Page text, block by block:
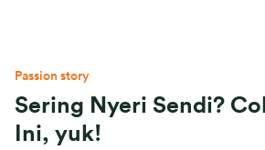
Passion story
Sering Nyeri Sendi?
Ini, yuk!